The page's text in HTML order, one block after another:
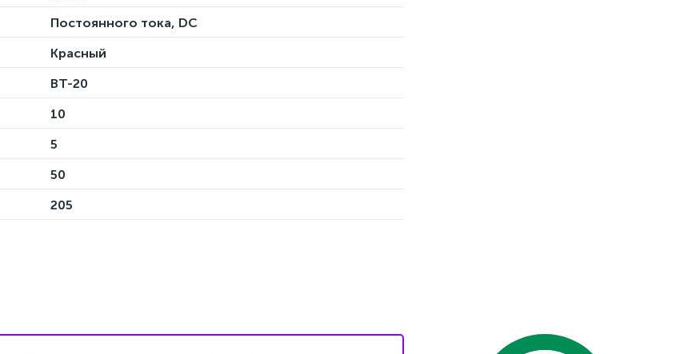
Постоянного тока, DC
Красный
ВТ-20
10
5
50
205